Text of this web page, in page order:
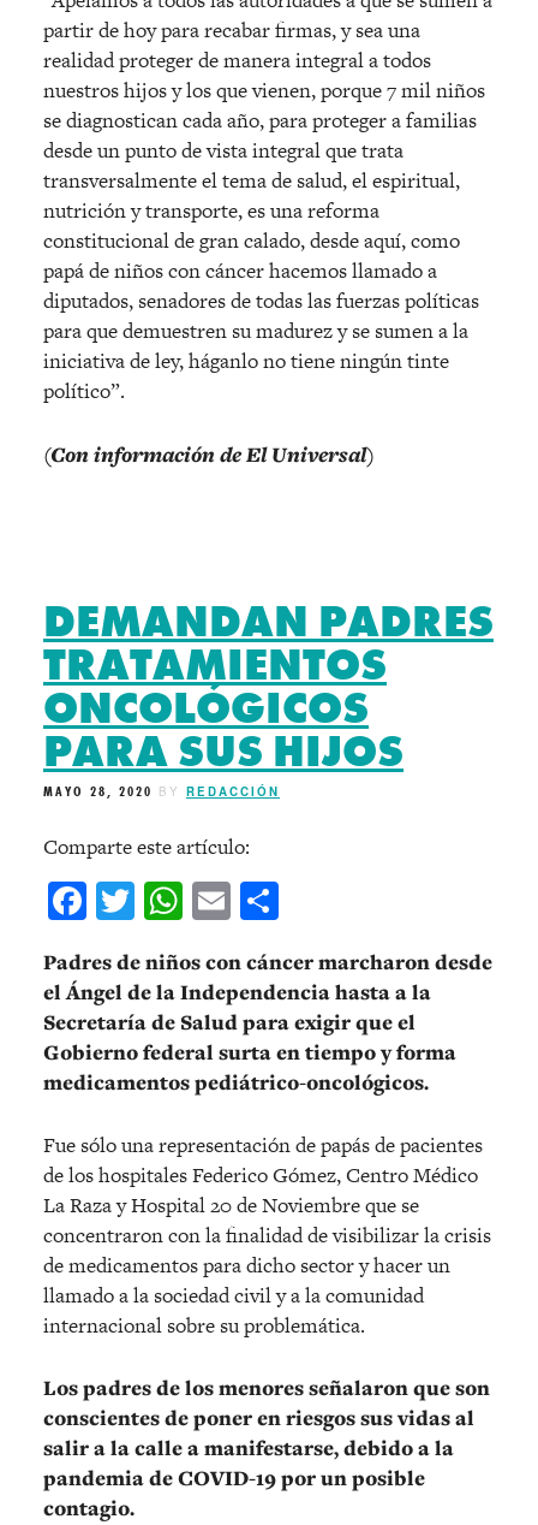
partir de hoy para recabar firmas, y sea una
realidad proteger de manera integral a todos
nuestros hijos y los que vienen, porque 7 mil niños
se diagnostican cada año, para proteger a familias
desde un punto de vista integral que trata
transversalmente el tema de salud, el espiritual,
nutrición y transporte, es una reforma
constitucional de gran calado, desde aquí, como
papá de niños con cáncer hacemos llamado a
diputados, senadores de todas las fuerzas políticas
para que demuestren su madurez y se sumen a la
iniciativa de ley, háganlo no tiene ningún tinte
político”.
(Con información de El Universal)
DEMANDAN PADRES
TRATAMIENTOS
ONCOLÓGICOS
PARA SUS HIJOS
MAYO 28, 2020 BY REDACCIÓN
Comparte este artículo:
Facebook
Twitter
WhatsApp
Email
Padres de niños con cáncer marcharon desde
el Ángel de la Independencia hasta a la
Secretaría de Salud para exigir que el
Gobierno federal surta en tiempo y forma
medicamentos pediátrico-oncológicos.
Fue sólo una representación de papás de pacientes
de los hospitales Federico Gómez, Centro Médico
La Raza y Hospital 20 de Noviembre que se
concentraron con la finalidad de visibilizar la crisis
de medicamentos para dicho sector y hacer un
llamado a la sociedad civil y a la comunidad
internacional sobre su problemática.
Los padres de los menores señalaron que son
conscientes de poner en riesgos sus vidas al
salir a la calle a manifestarse, debido a la
pandemia de COVID-19 por un posible
contagio.